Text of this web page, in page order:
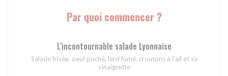
Par quoi commencer ?
L'incontournable salade Lyonnaise
Salade frisée. oeuf poché, lard fumé, croutons à l'ail et sa
vinaigrette